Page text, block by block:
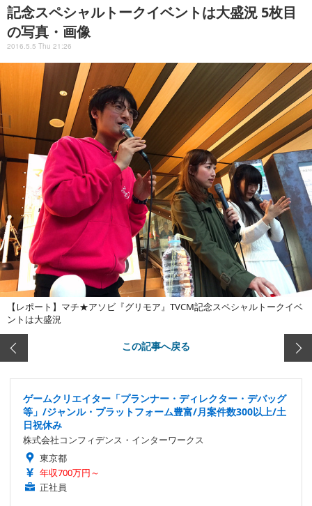
記念スペシャルトークイベントは大盛況 5枚目
の写真・画像
2016.5.5 Thu 21:26
【レポート】マチ★アソビ『グリモア』TVCM記念スペシャルトークイベ
ントは大盛況
この記事へ戻る
ゲームクリエイター「プランナー・ディレクター・デバッグ
等」/ジャンル・プラットフォーム豊富/月案件数300以上/土
日祝休み
株式会社コンフィデンス・インターワークス
東京都
年収700万円～
正社員